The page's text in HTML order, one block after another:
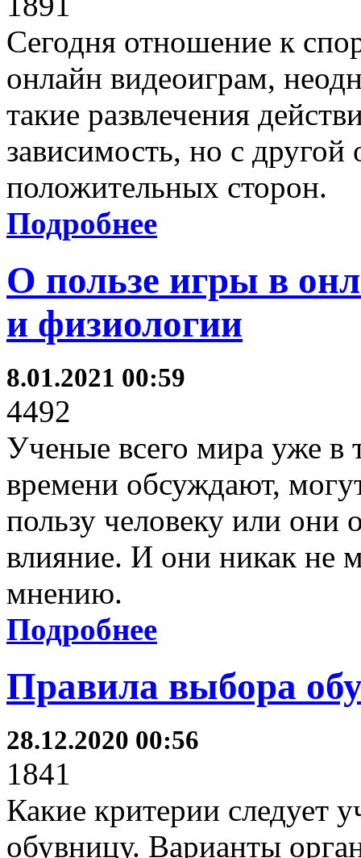
Сегодня отношение к
онлайн видеоиграм,
такие развлечения
зависимость, но с
положительных сторон.
Подробнее
О пользе игры в
и физиологии
8.01.2021 00:59
4492
Ученые всего мира уже в
времени обсуждают,
пользу человеку или они
влияние. И они никак не
мнению.
Подробнее
Правила выбора
28.12.2020 00:56
1841
Какие критерии следует
обувницу. Варианты